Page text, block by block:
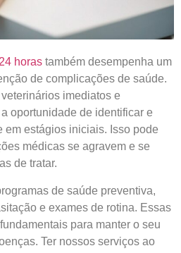
horas também desempenha um
de complicações de saúde.
imediatos e
oportunidade de identificar e
em estágios iniciais. Isso pode
médicas se agravem e se
de tratar.
de saúde preventiva,
e exames de rotina. Essas
para manter o seu
Ter nossos serviços ao